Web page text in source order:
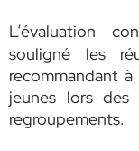
L’évaluation
souligné les
recommandant à
jeunes lors
regroupements.